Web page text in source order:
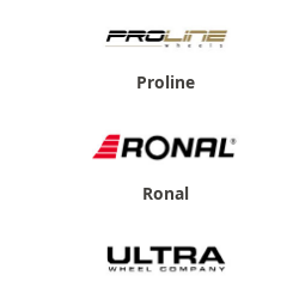
Proline
Ronal